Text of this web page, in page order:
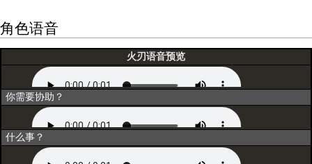
角色语音
火刃语音预览
初次登场
你需要协助？
选择
什么事？